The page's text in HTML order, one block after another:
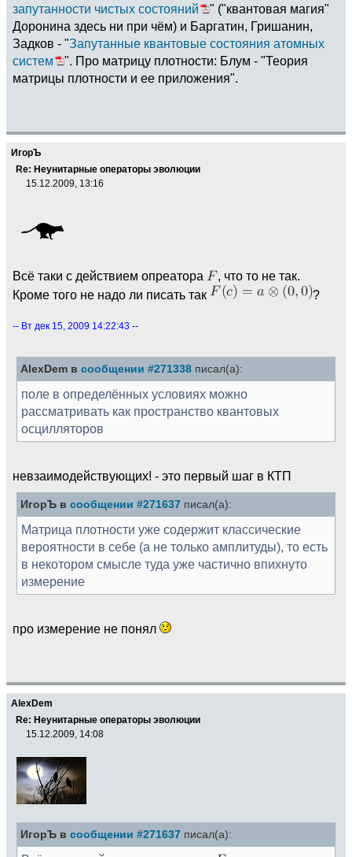
запутанности чистых состояний
" ("квантовая магия"
Доронина здесь ни при чём) и Баргатин, Гришанин,
Задков - "Запутанные квантовые состояния атомных
систем
". Про матрицу плотности: Блум - "Теория
матрицы плотности и ее приложения".
ИгорЪ
Re: Неунитарные операторы эволюции
15.12.2009, 13:16
Всё таки с действием опреатора
, что то не так.
Кроме того не надо ли писать так
?
-- Вт дек 15, 2009 14:22:43 --
AlexDem в сообщении #271338 писал(а):
поле в определённых условиях можно
рассматривать как пространство квантовых
осцилляторов
невзаимодействующих! - это первый шаг в КТП
ИгорЪ в сообщении #271637 писал(а):
Матрица плотности уже содержит классические
вероятности в себе (а не только амплитуды), то есть
в некотором смысле туда уже частично впихнуто
измерение
про измерение не понял
AlexDem
Re: Неунитарные операторы эволюции
15.12.2009, 14:08
ИгорЪ в сообщении #271637 писал(а):